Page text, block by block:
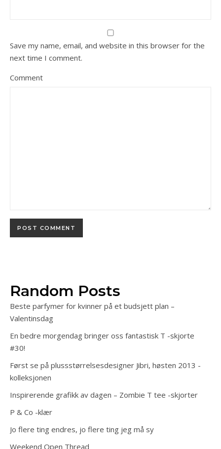
Save my name, email, and website in this browser for the
next time I comment.
Comment
Random Posts
Beste parfymer for kvinner på et budsjett plan –
Valentinsdag
En bedre morgendag bringer oss fantastisk T -skjorte
#30!
Først se på plussstørrelsesdesigner Jibri, høsten 2013 -
kolleksjonen
Inspirerende grafikk av dagen – Zombie T tee -skjorter
P & Co -klær
Jo flere ting endres, jo flere ting jeg må sy
Weekend Open Thread